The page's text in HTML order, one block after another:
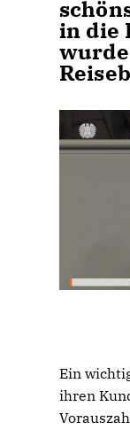
in die
Ein
ihren